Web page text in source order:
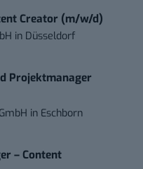
Creator (m/w/d)
in Düsseldorf
Projektmanager
in Eschborn
– Content